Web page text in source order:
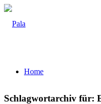
Home
Schlagwortarchiv für: